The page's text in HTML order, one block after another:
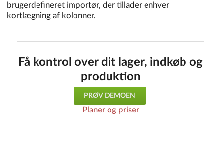
brugerdefineret importør, der tillader enhver
kortlægning af kolonner.
Få kontrol over dit lager, indkøb og
produktion
PRØV DEMOEN
Planer og priser